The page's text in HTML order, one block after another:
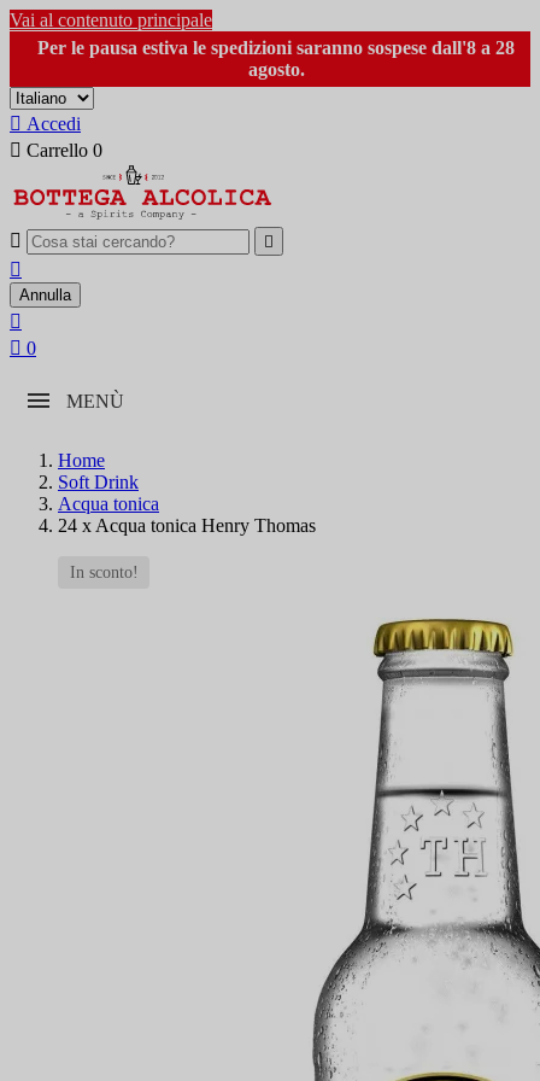
Vai al contenuto principale
Per le pausa estiva le spedizioni saranno sospese dall'8 a 28
agosto.
 Accedi
 Carrello 0
 

Annulla

 0
MENÙ
Home
Soft Drink
Acqua tonica
24 x Acqua tonica Henry Thomas
In sconto!